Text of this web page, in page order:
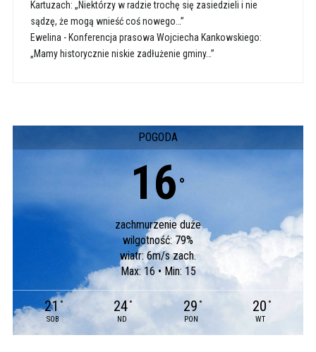
Kartuzach: „Niektórzy w radzie trochę się zasiedzieli i nie
sądzę, że mogą wnieść coś nowego…”
Ewelina - Konferencja prasowa Wojciecha Kankowskiego:
„Mamy historycznie niskie zadłużenie gminy…”
POGODA
16 °
zachmurzenie duże
wilgotność: 79%
wiatr: 6m/s zach.
Max: 16 • Min: 15
21 °
SOB
24 °
ND
29 °
PON
20 °
WT